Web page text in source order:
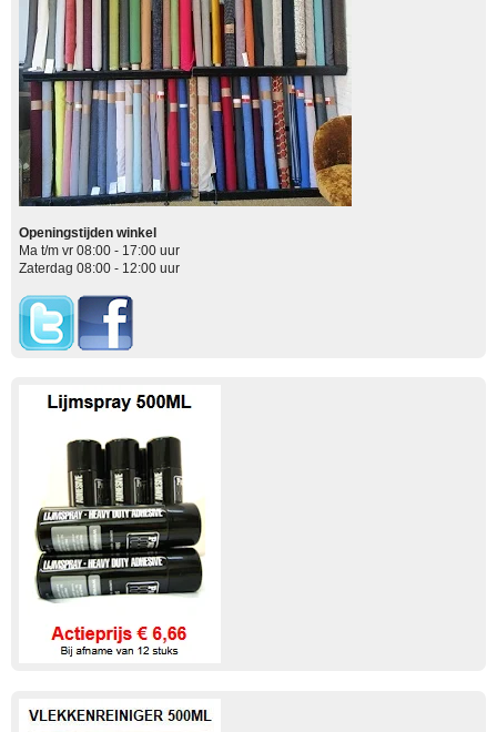
Openingstijden winkel
Ma t/m vr 08:00 - 17:00 uur
Zaterdag 08:00 - 12:00 uur